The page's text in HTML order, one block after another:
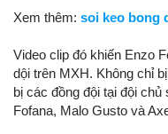
Xem thêm: soi keo bong
Video clip đó khiến Enzo
dội trên MXH. Không chỉ
bị các đồng đội tại đội
Fofana, Malo Gusto và